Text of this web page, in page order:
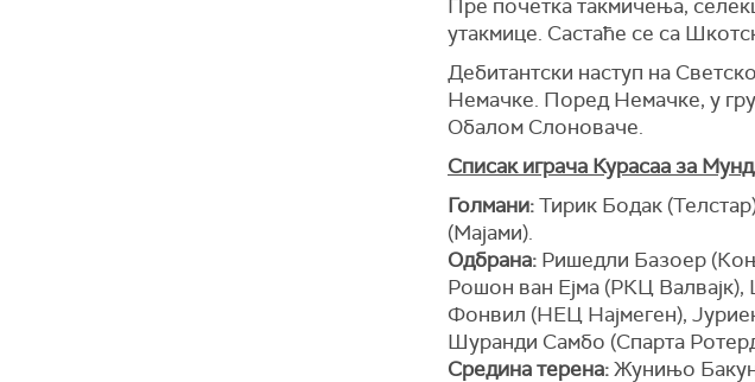
Пре почетка такмичења,
утакмице. Састаће се са
Дебитантски наступ на
Немачке. Поред Немачке, у
Обалом Слоноваче.
Списак играча Курасаа за
Голмани:Тирик Бодак
(Мајами).
Одбрана: Ришедли Базоер
Рошон ван Ејма (РКЦ
Фонвил (НЕЦ Најмеген),
Шуранди Самбо (Спарта
Средина терена:Жунињо